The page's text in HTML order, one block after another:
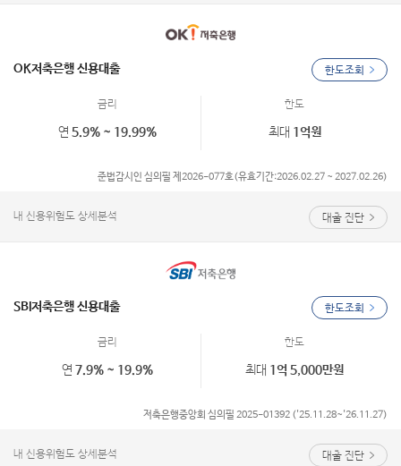
OK저축은행 신용대출
금리
연 5.9% ~ 19.99%
한도
최대 1억원
한도조회
내 신용위험도 상세분석 대출 진단
준법감시인 심의필 제2026-077호(유효기간:2026.02.27 ~ 2027.02.26)
SBI저축은행 신용대출
금리
연 7.9% ~ 19.9%
한도
최대 1억 5,000만원
한도조회
내 신용위험도 상세분석 대출 진단
저축은행중앙회 심의필 2025-01392 ('25.11.28~'26.11.27)